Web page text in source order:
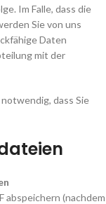
Im Falle, dass die
Sie von uns
Daten
mit der
dass Sie
abspeichern (nachdem